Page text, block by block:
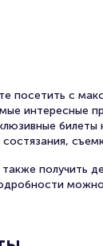
посетить с
интересные
также получить